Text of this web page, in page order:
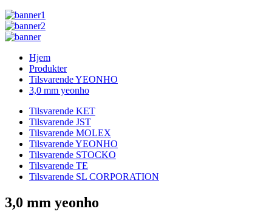
Hjem
Produkter
Tilsvarende YEONHO
3,0 mm yeonho
Tilsvarende KET
Tilsvarende JST
Tilsvarende MOLEX
Tilsvarende YEONHO
Tilsvarende STOCKO
Tilsvarende TE
Tilsvarende SL CORPORATION
3,0 mm yeonho